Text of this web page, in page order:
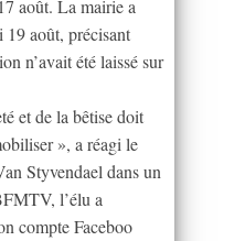
août. La mairie a
19 août, précisant
n’avait été laissé sur
et de la bêtise doit
», a réagi le
Styvendael dans un
l’élu a
compte Faceboo